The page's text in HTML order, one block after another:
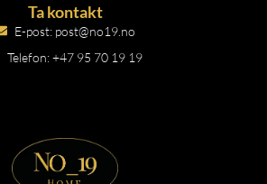
Ta kontakt
E-post: post@no19.no
Telefon: +47 95 70 19 19